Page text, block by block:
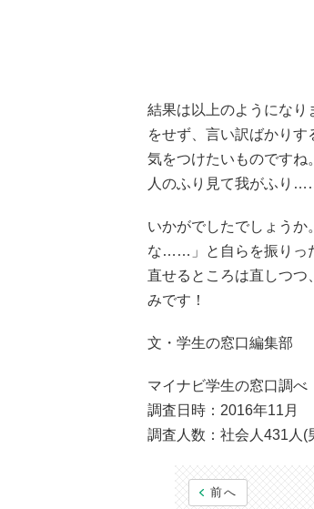
結果は以上のようになり
をせず、言い訳ばかりす
気をつけたいものですね
人のふり見て我がふり
いかがでしたでしょうか
な……」と自らを振りっ
直せるところは直しつつ
みです！
文・学生の窓口編集部
マイナビ学生の窓口調べ
調査日時：2016年11月
調査人数：社会人431人(
前へ